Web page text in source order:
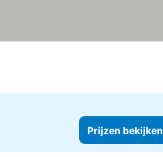
Prijzen bekijken